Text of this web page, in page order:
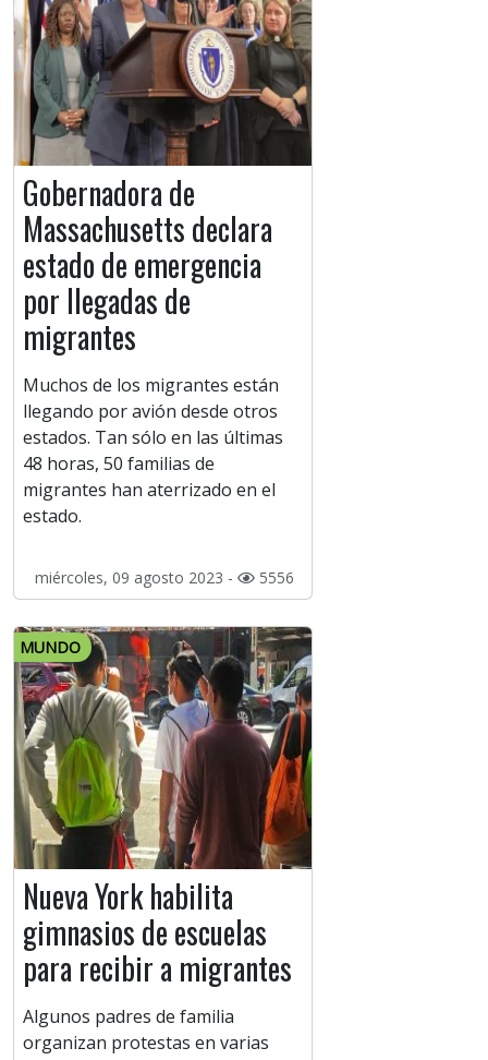
Gobernadora de
Massachusetts declara
estado de emergencia
por llegadas de
migrantes
Muchos de los migrantes están
llegando por avión desde otros
estados. Tan sólo en las últimas
48 horas, 50 familias de
migrantes han aterrizado en el
estado.
miércoles, 09 agosto 2023 - 5556
MUNDO
Nueva York habilita
gimnasios de escuelas
para recibir a migrantes
Algunos padres de familia
organizan protestas en varias